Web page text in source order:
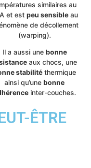
similaires au
et estpeu sensible au
de décollement
(warping).
Il a aussi une bonne
aux chocs, une
stabilitéthermique
ainsi qu’une bonne
inter-couches.
ÊTRE